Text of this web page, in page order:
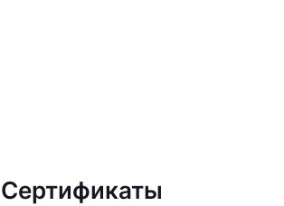
Сертификаты